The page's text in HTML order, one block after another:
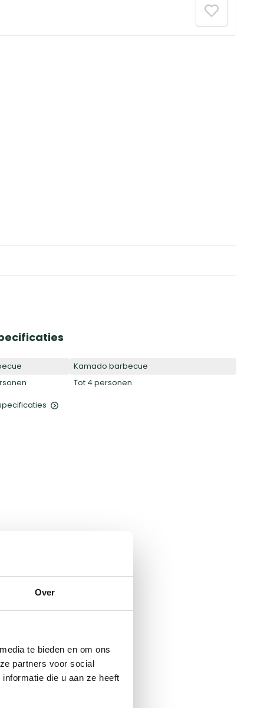
Over
te bieden en om ons
partners voor social
die u aan ze heeft
Kamado barbecue
Tot 4 personen